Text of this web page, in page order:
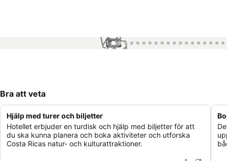
1 / 99
Bra att veta
Hjälp med turer och biljetter
Hotellet erbjuder en turdisk och hjälp med biljetter för att
du ska kunna planera och boka aktiviteter och utforska
Costa Ricas natur- och kulturattraktioner.